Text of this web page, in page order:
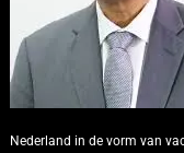
Nederland in de vorm van